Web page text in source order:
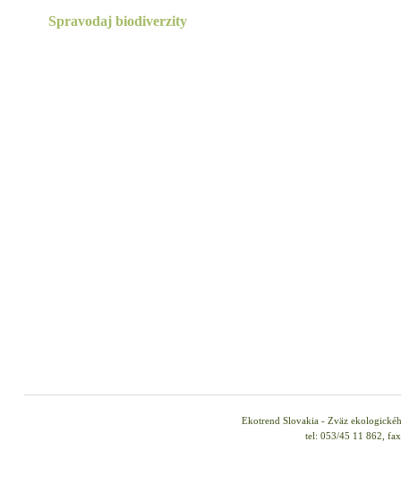
Spravodaj biodiverzity
Ekotrend Slovakia - Zväz
tel: 053/45 11 862,